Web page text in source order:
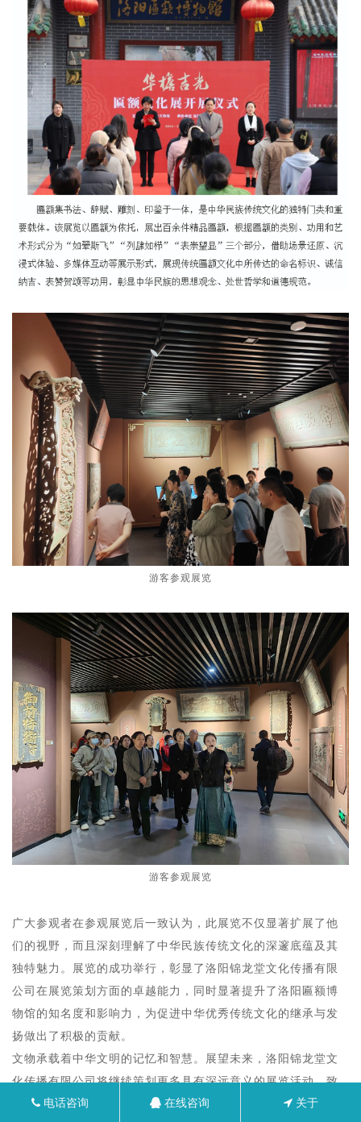
游客参观展览
游客参观展览
广大参观者在参观展览后一致认为，此展览不仅显著扩展了他
们的视野，而且深刻理解了中华民族传统文化的深邃底蕴及其
独特魅力。展览的成功举行，彰显了洛阳锦龙堂文化传播有限
公司在展览策划方面的卓越能力，同时显著提升了洛阳匾额博
物馆的知名度和影响力，为促进中华优秀传统文化的继承与发
扬做出了积极的贡献。
文物承载着中华文明的记忆和智慧。展望未来，洛阳锦龙堂文
化传播有限公司将继续策划更多具有深远意义的展览活动，致
力于传承和推广中华优秀传统文化，深入挖掘和阐释文物资源
电话咨询 在线咨询 关于